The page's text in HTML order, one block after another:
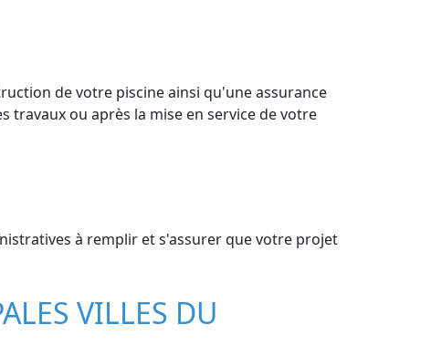
de votre piscine ainsi qu'une assurance
travaux ou après la mise en service de votre
à remplir et s'assurer que votre projet
VILLES DU